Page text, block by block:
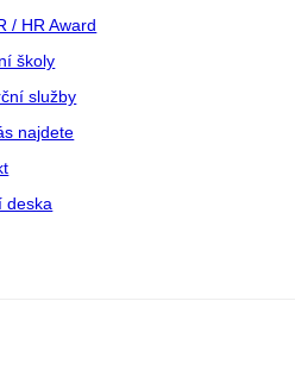
/ HR Award
školy
služby
najdete
deska